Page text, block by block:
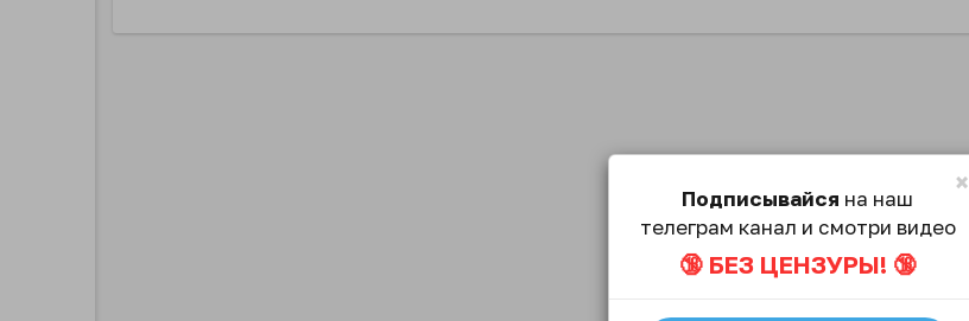
×
Подписывайся на наш
телеграм канал и смотри видео
🔞 БЕЗ ЦЕНЗУРЫ! 🔞